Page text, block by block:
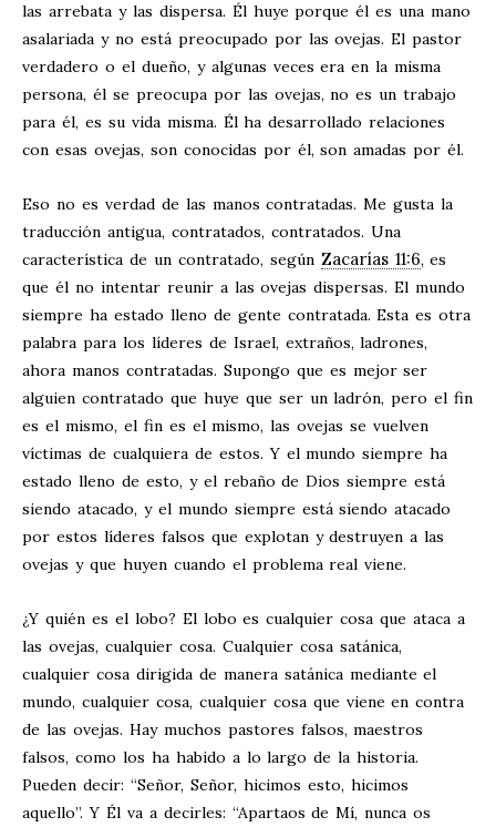
las arrebata y las dispersa. Él huye porque él es una mano
asalariada y no está preocupado por las ovejas. El pastor
verdadero o el dueño, y algunas veces era en la misma
persona, él se preocupa por las ovejas, no es un trabajo
para él, es su vida misma. Él ha desarrollado relaciones
con esas ovejas, son conocidas por él, son amadas por él.
Eso no es verdad de las manos contratadas. Me gusta la
traducción antigua, contratados, contratados. Una
característica de un contratado, según Zacarías 11:6, es
que él no intentar reunir a las ovejas dispersas. El mundo
siempre ha estado lleno de gente contratada. Esta es otra
palabra para los líderes de Israel, extraños, ladrones,
ahora manos contratadas. Supongo que es mejor ser
alguien contratado que huye que ser un ladrón, pero el fin
es el mismo, el fin es el mismo, las ovejas se vuelven
víctimas de cualquiera de estos. Y el mundo siempre ha
estado lleno de esto, y el rebaño de Dios siempre está
siendo atacado, y el mundo siempre está siendo atacado
por estos líderes falsos que explotan y destruyen a las
ovejas y que huyen cuando el problema real viene.
¿Y quién es el lobo? El lobo es cualquier cosa que ataca a
las ovejas, cualquier cosa. Cualquier cosa satánica,
cualquier cosa dirigida de manera satánica mediante el
mundo, cualquier cosa, cualquier cosa que viene en contra
de las ovejas. Hay muchos pastores falsos, maestros
falsos, como los ha habido a lo largo de la historia.
Pueden decir: “Señor, Señor, hicimos esto, hicimos
aquello”. Y Él va a decirles: “Apartaos de Mí, nunca os